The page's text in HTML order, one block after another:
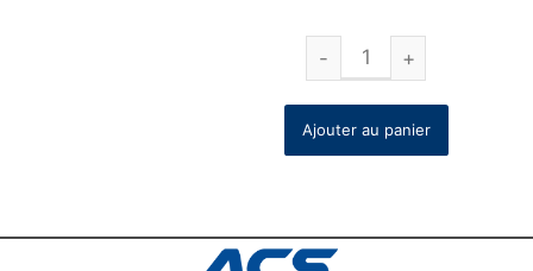
Ajouter au panier